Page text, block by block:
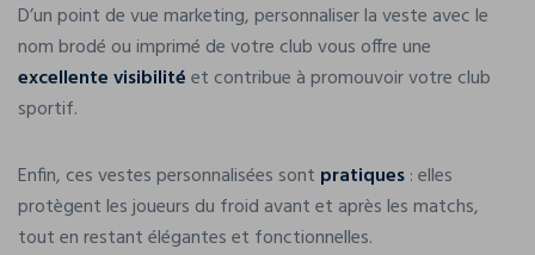
D’un point de vue marketing, personnaliser la veste avec le
nom brodé ou imprimé de votre club vous offre une
excellente visibilitéet contribue à promouvoir votre club
sportif.
Enfin, ces vestes personnalisées sont pratiques: elles
protègent les joueurs du froid avant et après les matchs,
tout en restant élégantes et fonctionnelles.